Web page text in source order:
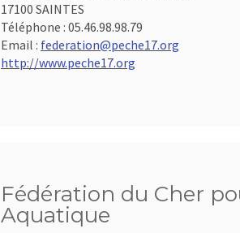
17100 SAINTES
Téléphone : 05.46.98.98.79
Email : federation@peche17.org
http://www.peche17.org
Fédération du Cher
Aquatique